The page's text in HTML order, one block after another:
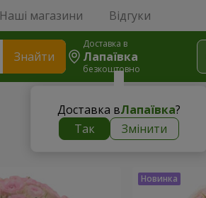
Наші магазини Відгуки
Знайти
Доставка в
Лапаївка
безкоштовно
Доставка вЛапаївка?
Так
Змінити